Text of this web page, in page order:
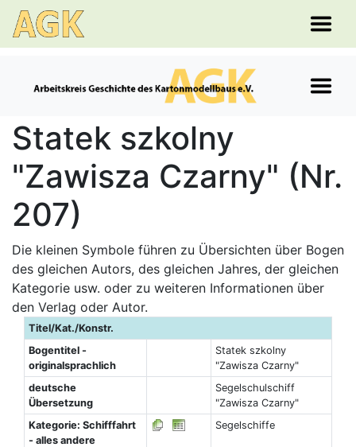
Statek szkolny
"Zawisza Czarny" (Nr.
207)
Die kleinen Symbole führen zu Übersichten über Bogen
des gleichen Autors, des gleichen Jahres, der gleichen
Kategorie usw. oder zu weiteren Informationen über
den Verlag oder Autor.
Titel/Kat./Konstr.
Bogentitel -
originalsprachlich
Statek szkolny
"Zawisza Czarny"
deutsche
Übersetzung
Segelschulschiff
"Zawisza Czarny"
Kategorie: Schifffahrt
- alles andere
Segelschiffe